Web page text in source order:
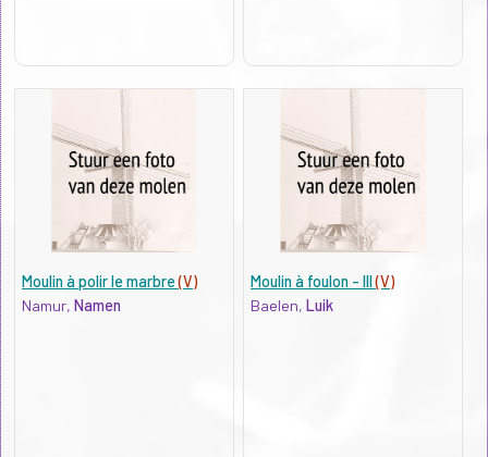
Moulin à polir le marbre(V)
Namur, Namen
Moulin à foulon - III(V)
Baelen,Luik